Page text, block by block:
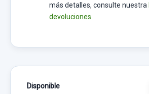
más detalles, consulte nuestra
devoluciones
Disponible